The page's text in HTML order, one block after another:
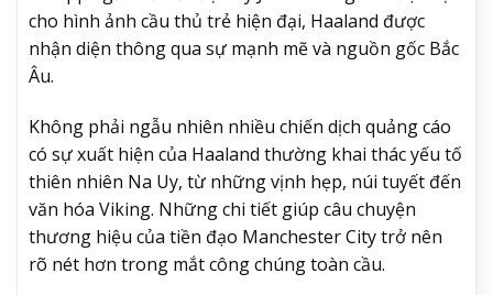
cho hình ảnh cầu thủ trẻ hiện đại, Haaland được
nhận diện thông qua sự mạnh mẽ và nguồn gốc Bắc
Âu.
Không phải ngẫu nhiên nhiều chiến dịch quảng cáo
có sự xuất hiện của Haaland thường khai thác yếu tố
thiên nhiên Na Uy, từ những vịnh hẹp, núi tuyết đến
văn hóa Viking. Những chi tiết giúp câu chuyện
thương hiệu của tiền đạo Manchester City trở nên
rõ nét hơn trong mắt công chúng toàn cầu.